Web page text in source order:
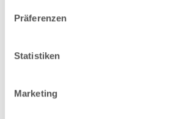
Präferenzen
Statistiken
Marketing
Fragen? Wir helfen Ihnen gerne
Produktbeschreibung